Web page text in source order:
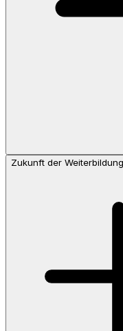
Zukunft der